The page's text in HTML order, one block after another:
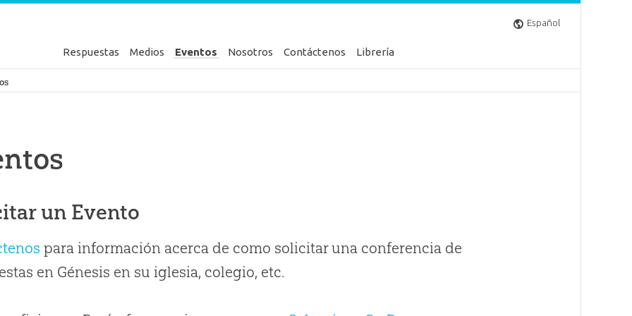
Español
Respuestas Medios Eventos Nosotros Contáctenos Librería
Génesis
un Evento
para información acerca de como solicitar una conferencia de
en Génesis en su iglesia, colegio, etc.